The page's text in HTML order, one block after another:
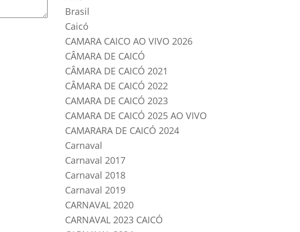
Brasil
Caicó
CAMARA CAICO AO VIVO 2026
CÂMARA DE CAICÓ
CÂMARA DE CAICÓ 2021
CÂMARA DE CAICÓ 2022
CAMARA DE CAICÓ 2023
CAMARA DE CAICÓ 2025 AO VIVO
CAMARARA DE CAICÓ 2024
Carnaval
Carnaval 2017
Carnaval 2018
Carnaval 2019
CARNAVAL 2020
CARNAVAL 2023 CAICÓ